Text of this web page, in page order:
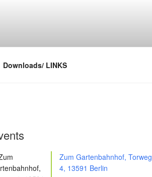
Downloads/ LINKS
Zum Gartenbahnhof, Torweg
4, 13591 Berlin